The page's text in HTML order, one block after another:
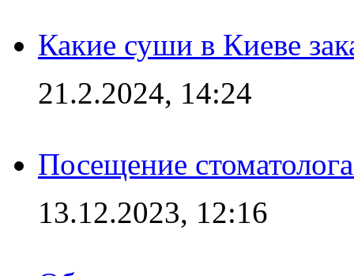
Какие суши в Киеве
21.2.2024, 14:24
Посещение
13.12.2023, 12:16